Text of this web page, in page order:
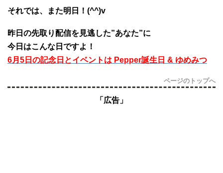
それでは、また明日！(^^)v
昨日の先取り配信を見逃した”あなた”に
今日はこんな日ですよ！
6月5日の記念日とイベントは Pepper誕生日 & ゆめみつ
ページのトップへ
「広告」